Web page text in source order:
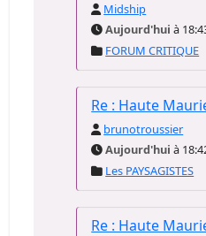
Midship
Aujourd'hui à
FORUM CRITIQUE
Re : Haute
brunotroussier
Aujourd'hui à
Les PAYSAGISTES
Re : Haute